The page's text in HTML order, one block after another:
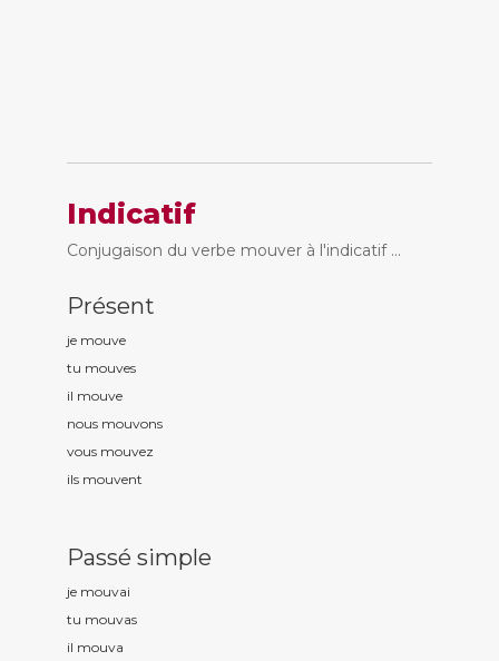
Indicatif
Conjugaison du verbe mouver à l'indicatif ...
Présent
je mouve
tu mouves
il mouve
nous mouvons
vous mouvez
ils mouvent
Passé simple
je mouvai
tu mouvas
il mouva